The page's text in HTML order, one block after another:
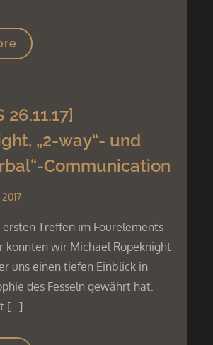
26.11.17]
„2-way“- und
Communication
ersten Treffen im Fourelements
konnten wir Michael Ropeknight
uns einen tiefen Einblick in
des Fesseln gewährt hat.
[…]